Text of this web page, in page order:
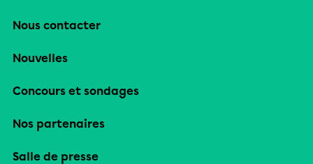
Nous contacter
Nouvelles
Concours et sondages
Nos partenaires
Salle de presse